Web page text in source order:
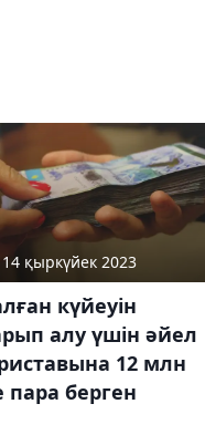
қыркүйек 2023
күйеуін
алу үшін әйел
12 млн
пара берген